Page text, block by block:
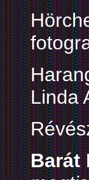
Linda
Barát